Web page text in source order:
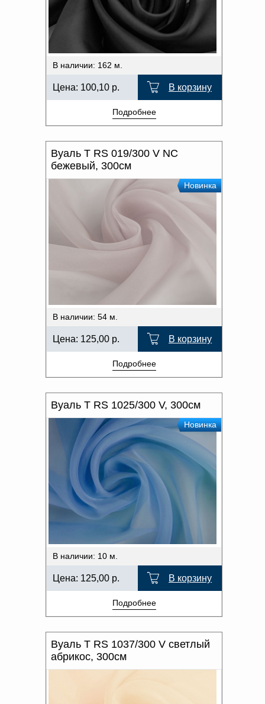
В наличии: 162 м.
Цена: 100,10 р. В корзину
Подробнее
Вуаль T RS 019/300 V NC
бежевый, 300см
Новинка
В наличии: 54 м.
Цена: 125,00 р. В корзину
Подробнее
Вуаль T RS 1025/300 V, 300см
Новинка
В наличии: 10 м.
Цена: 125,00 р. В корзину
Подробнее
Вуаль T RS 1037/300 V светлый
абрикос, 300см